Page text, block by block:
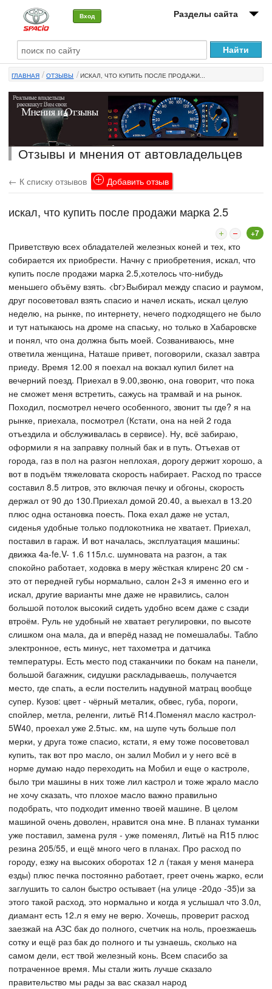
Вход Разделы сайта
О машине
Автоклуб
Форумы
Сервисы и услуги
Новости
ГЛАВНАЯ ОТЗЫВЫ ИСКАЛ, ЧТО КУПИТЬ ПОСЛЕ ПРОДАЖИ...
Отзывы и мнения от автовладельцев
← К списку отзывов Добавить отзыв
искал, что купить после продажи марка 2.5
+7
Приветствую всех обладателей железных коней и тех, кто
собирается их приобрести. Начну с приобретения, искал, что
купить после продажи марка 2.5,хотелось что-нибудь
меньшего объёму взять. <br>Выбирал между спасио и раумом,
друг посоветовал взять спасио и начел искать, искал целую
неделю, на рынке, по интернету, нечего подходящего не было
и тут натыкаюсь на дроме на спаську, но только в Хабаровске
и понял, что она должна быть моей. Созваниваюсь, мне
ответила женщина, Наташе привет, поговорили, сказал завтра
приеду. Время 12.00 я поехал на вокзал купил билет на
вечерний поезд. Приехал в 9.00,звоню, она говорит, что пока
не сможет меня встретить, сажусь на трамвай и на рынок.
Походил, посмотрел нечего особенного, звонит ты где? я на
рынке, приехала, посмотрел (Кстати, она на ней 2 года
отъездила и обслуживалась в сервисе). Ну, всё забираю,
оформили я на заправку полный бак и в путь. Отъехав от
города, газ в пол на разгон неплохая, дорогу держит хорошо, а
вот в подъём тяжеловата скорость набирает. Расход по трассе
составил 8.5 литров, это включая печку и обгоны, скорость
держал от 90 до 130.Приехал домой 20.40, а выехал в 13.20
плюс одна остановка поесть. Пока ехал даже не устал,
сиденья удобные только подлокотника не хватает. Приехал,
поставил в гараж. И вот началась, эксплуатация машины:
движка 4а-fe.V- 1.6 115л.с. шумновата на разгон, а так
спокойно работает, ходовка в меру жёсткая клиренс 20 см -
это от передней губы нормально, салон 2+3 я именно его и
искал, другие варианты мне даже не нравились, салон
большой потолок высокий сидеть удобно всем даже с сзади
втроём. Руль не удобный не хватает регулировки, по высоте
слишком она мала, да и вперёд назад не помешалабы. Табло
электронное, есть минус, нет тахометра и датчика
температуры. Есть место под стаканчики по бокам на панели,
большой багажник, сидушки раскладываешь, получается
место, где спать, а если постелить надувной матрац вообще
супер. Кузов: цвет - чёрный металик, обвес, губа, пороги,
спойлер, метла, реленги, литьё R14.Поменял масло кастрол-
5W40, проехал уже 2.5тыс. км, на шупе чуть больше пол
мерки, у друга тоже спасио, кстати, я ему тоже посоветовал
купить, так вот про масло, он залил Мобил и у него всё в
норме думаю надо переходить на Мобил и еще о кастроле,
было три машины в них тоже лил кастрол и тоже жрало масло
не хочу сказать, что плохое масло важно правильно
подобрать, что подходит именно твоей машине. В целом
машиной очень доволен, нравится она мне. В планах туманки
уже поставил, замена руля - уже поменял, Литьё на R15 плюс
резина 205/55, и ещё много чего в планах. Про расход по
городу, езжу на высоких оборотах 12 л (такая у меня манера
езды) плюс печка постоянно работает, греет очень жарко, если
заглушить то салон быстро остывает (на улице -20до -35)и за
этого такой расход, это нормально и когда я услышал что 3.0л,
диамант есть 12.л я ему не верю. Хочешь, проверит расход
заезжай на АЗС бак до полного, счетчик на ноль, проезжаешь
сотку и ещё раз бак до полного и ты узнаешь, сколько на
самом дели, ест твой железный конь. Всем спасибо за
потраченное время. Мы стали жить лучше сказало
правительство мы рады за вас сказал народ